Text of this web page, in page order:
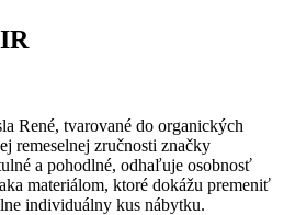
René, tvarované do organických
remeselnej zručnosti značky
a pohodlné, odhaľuje osobnosť
materiálom, ktoré dokážu premeniť
individuálny kus nábytku.